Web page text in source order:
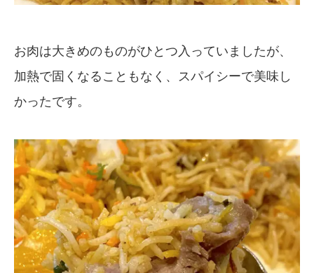
お肉は大きめのものがひとつ入っていましたが、
加熱で固くなることもなく、スパイシーで美味し
かったです。